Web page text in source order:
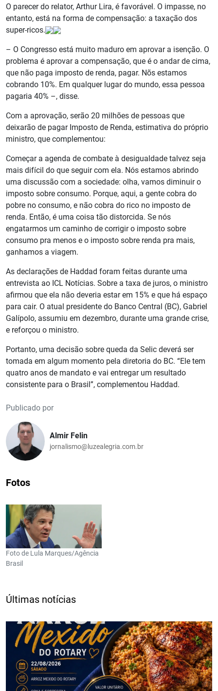
O parecer do relator, Arthur Lira, é favorável. O impasse, no
entanto, está na forma de compensação: a taxação dos
super-ricos.
– O Congresso está muito maduro em aprovar a isenção. O
problema é aprovar a compensação, que é o andar de cima,
que não paga imposto de renda, pagar. Nõs estamos
cobrando 10%. Em qualquer lugar do mundo, essa pessoa
pagaria 40% –, disse.
Com a aprovação, serão 20 milhões de pessoas que
deixarão de pagar Imposto de Renda, estimativa do próprio
ministro, que complementou:
Começar a agenda de combate à desigualdade talvez seja
mais difícil do que seguir com ela. Nós estamos abrindo
uma discussão com a sociedade: olha, vamos diminuir o
imposto sobre consumo. Porque, aqui, a gente cobra do
pobre no consumo, e não cobra do rico no imposto de
renda. Então, é uma coisa tão distorcida. Se nós
engatarmos um caminho de corrigir o imposto sobre
consumo pra menos e o imposto sobre renda pra mais,
ganhamos a viagem.
As declarações de Haddad foram feitas durante uma
entrevista ao ICL Notícias. Sobre a taxa de juros, o ministro
afirmou que ela não deveria estar em 15% e que há espaço
para cair. O atual presidente do Banco Central (BC), Gabriel
Galípolo, assumiu em dezembro, durante uma grande crise,
e reforçou o ministro.
Portanto, uma decisão sobre queda da Selic deverá ser
tomada em algum momento pela diretoria do BC. “Ele tem
quatro anos de mandato e vai entregar um resultado
consistente para o Brasil”, complementou Haddad.
Publicado por
Almir Felin
jornalismo@luzealegria.com.br
Fotos
Foto de Lula Marques/Agência
Brasil
Últimas notícias